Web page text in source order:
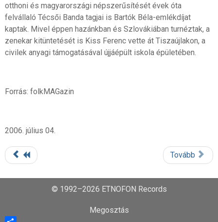
otthoni és magyarországi népszerűsítését évek óta
felvállaló Técsői Banda tagjai is Bartók Béla-emlékdíjat
kaptak. Mivel éppen hazánkban és Szlovákiában turnéztak, a
zenekar kitüntetését is Kiss Ferenc vette át Tiszaújlakon, a
civilek anyagi támogatásával újjáépült iskola épületében.
Forrás: folkMAGazin
2006. július 04.
Tovább
© 1992–2026 ETNOFON Records
Megosztás